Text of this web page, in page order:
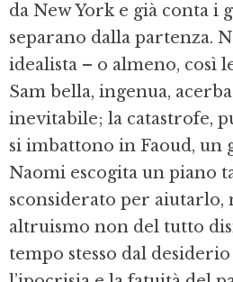
da New York e già conta i
separano dalla partenza.
idealista – o almeno, così
Sam bella, ingenua,
inevitabile; la catastrofe,
si imbattono in Faoud, un
Naomi escogita un piano
sconsiderato per aiutarlo,
altruismo non del tutto
tempo stesso dal